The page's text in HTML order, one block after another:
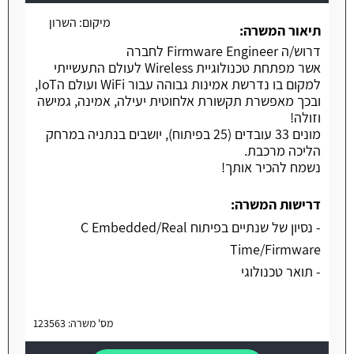
מיקום: השרון
תיאור המשרה:
דרוש/ה Firmware Engineer לחברה
אשר מפתחת טכנולוגיית Wireless לעולם התעשייתי
למקום בו נדרשת אמינות גבוהה עבור WiFi ועולם הIoT,
ובכך מאפשרת תקשורת אלחוטית יעילה, אמינה, גמישה
וזולה!
מונים 33 עובדים (25 בפיתוח), יושבים בנתניה במרחק
הליכה מרכבת.
נשמח להכיר אותך!
דרישות המשרה:
- נסיון של שנתיים בפיתוח C Embedded/Real
Time/Firmware
- תואר טכנולוגי
מס' משרה: 123563